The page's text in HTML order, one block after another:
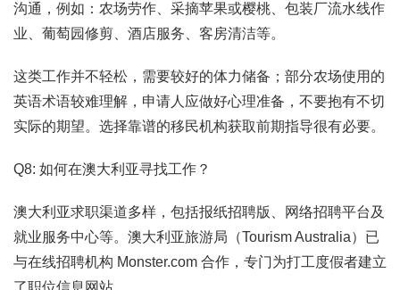
沟通，例如：农场劳作、采摘苹果或樱桃、包装厂流水线作
业、葡萄园修剪、酒店服务、客房清洁等。
这类工作并不轻松，需要较好的体力储备；部分农场使用的
英语术语较难理解，申请人应做好心理准备，不要抱有不切
实际的期望。选择靠谱的移民机构获取前期指导很有必要。
Q8: 如何在澳大利亚寻找工作？
澳大利亚求职渠道多样，包括报纸招聘版、网络招聘平台及
就业服务中心等。澳大利亚旅游局（Tourism Australia）已
与在线招聘机构 Monster.com 合作，专门为打工度假者建立